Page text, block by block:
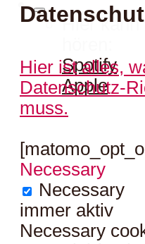
Hier kann
Spotify
Apple
Hier ist alles,
Datenschutz-
muss.
Necessary
Necessary
immer aktiv
Necessary